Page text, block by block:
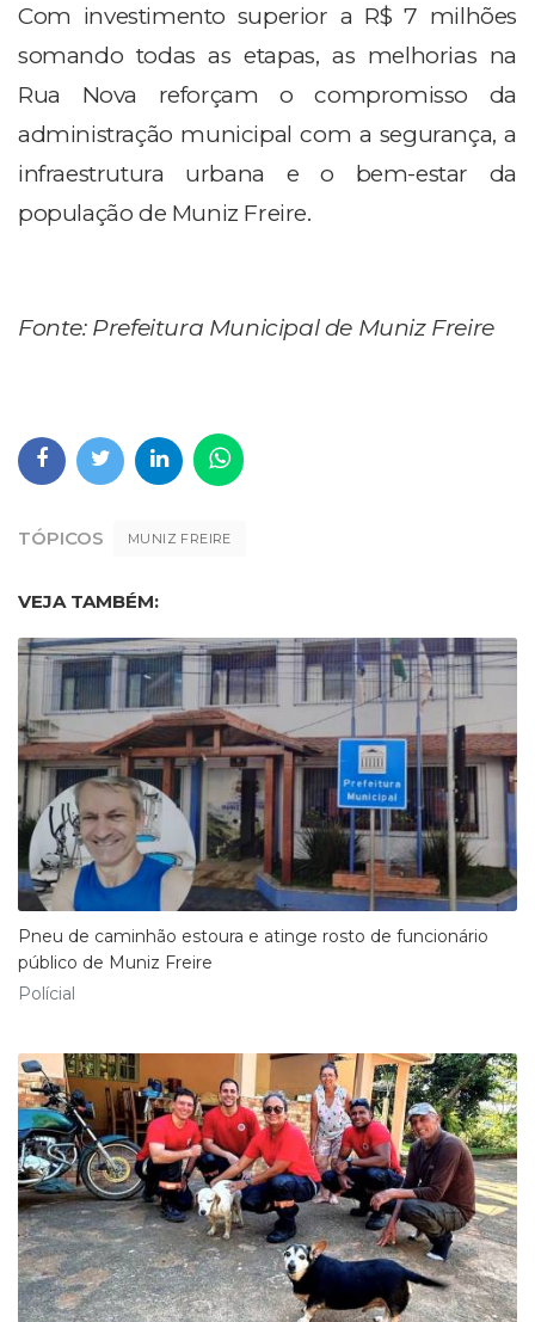
Com investimento superior a R$ 7 milhões
somando todas as etapas, as melhorias na
Rua Nova reforçam o compromisso da
administração municipal com a segurança, a
infraestrutura urbana e o bem-estar da
população de Muniz Freire.
Fonte: Prefeitura Municipal de Muniz Freire
TÓPICOS MUNIZ FREIRE
VEJA TAMBÉM:
Pneu de caminhão estoura e atinge rosto de funcionário
público de Muniz Freire
Polícial